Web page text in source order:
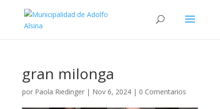
gran milonga
por Paola Riedinger| Nov 6, 2024| 0 Comentarios